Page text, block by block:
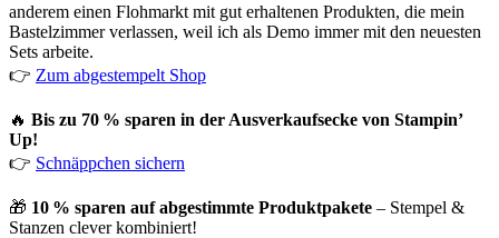
anderem einen Flohmarkt mit gut erhaltenen Produkten, die mein
Bastelzimmer verlassen, weil ich als Demo immer mit den neuesten
Sets arbeite.
👉 Zum abgestempelt Shop
🔥 Bis zu 70 % sparen in der Ausverkaufsecke von Stampin’
Up!
👉 Schnäppchen sichern
🎁 10 % sparen auf abgestimmte Produktpakete – Stempel &
Stanzen clever kombiniert!